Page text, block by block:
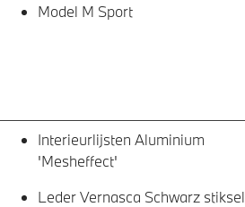
Model M Sport
Interieurlijsten Aluminium
'Mesheffect'
Leder Vernasca Schwarz stiksel